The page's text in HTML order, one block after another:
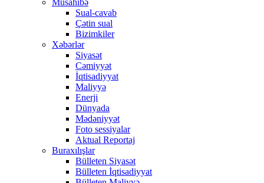
Müsahibə
Sual-cavab
Çətin sual
Bizimkiler
Xəbərlər
Siyasət
Cəmiyyət
İqtisadiyyat
Maliyyə
Enerji
Dünyada
Mədəniyyət
Foto sessiyalar
Aktual Reportaj
Buraxılışlar
Bülleten Siyasət
Bülleten İqtisadiyyat